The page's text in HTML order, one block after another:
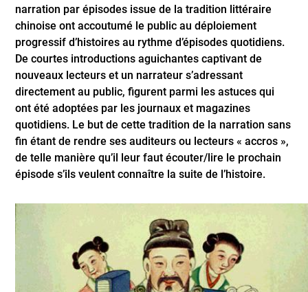
narration par épisodes issue de la tradition littéraire
chinoise ont accoutumé le public au déploiement
progressif d’histoires au rythme d’épisodes quotidiens.
De courtes introductions aguichantes captivant de
nouveaux lecteurs et un narrateur s’adressant
directement au public, figurent parmi les astuces qui
ont été adoptées par les journaux et magazines
quotidiens. Le but de cette tradition de la narration sans
fin étant de rendre ses auditeurs ou lecteurs « accros »,
de telle manière qu’il leur faut écouter/lire le prochain
épisode s’ils veulent connaître la suite de l’histoire.